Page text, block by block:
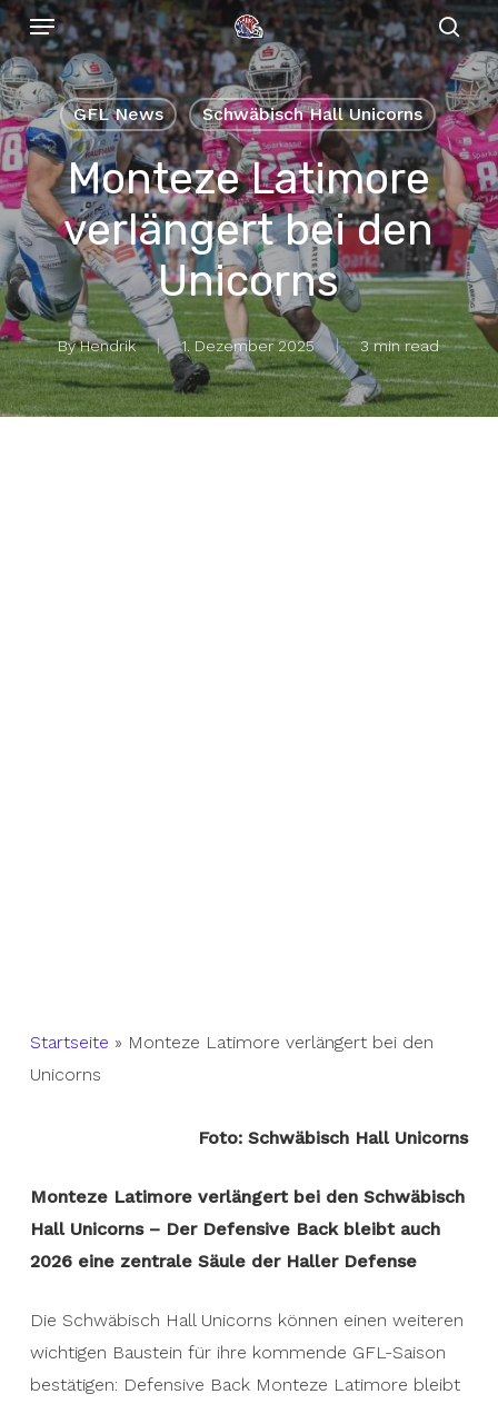
Skip
to
main
content
Menu
GFL News Schwäbisch Hall Unicorns
Monteze Latimore
verlängert bei den
Unicorns
By Hendrik 1. Dezember 2025 3 min read
Startseite » Monteze Latimore verlängert bei den
Unicorns
Foto: Schwäbisch Hall Unicorns
Monteze Latimore verlängert bei den Schwäbisch
Hall Unicorns – Der Defensive Back bleibt auch
2026 eine zentrale Säule der Haller Defense
Die Schwäbisch Hall Unicorns können einen weiteren
wichtigen Baustein für ihre kommende GFL-Saison
bestätigen: Defensive Back Monteze Latimore bleibt